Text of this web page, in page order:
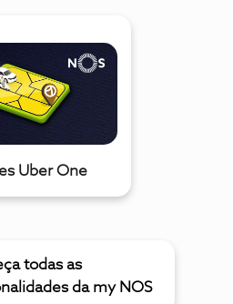
Uber One
todas as
da my NOS